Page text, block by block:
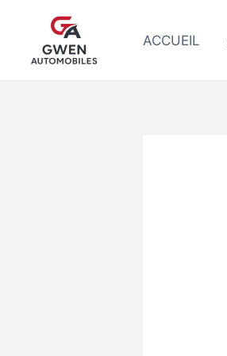
contenu
ACCUEIL